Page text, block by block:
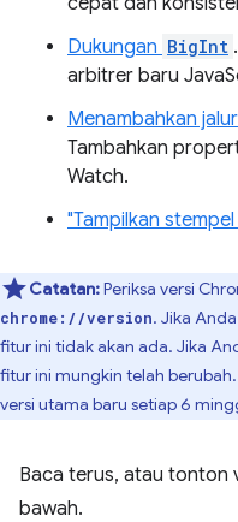
Dukungan BigInt
arbitrer baru
Menambahkan
Tambahkan
Watch.
"Tampilkan
Catatan:Periksa versi
chrome://version. Jika
fitur ini tidak akan ada. Jika
fitur ini mungkin telah
versi utama baru setiap 6
Baca terus, atau tonton
bawah.